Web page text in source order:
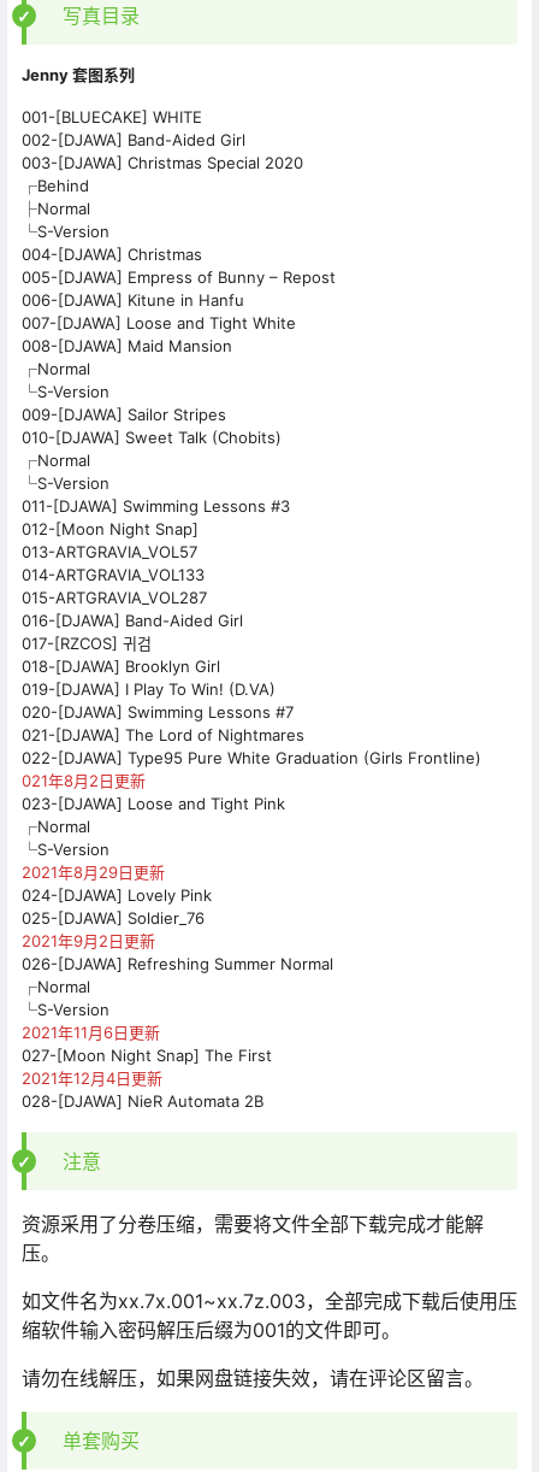
写真目录
Jenny 套图系列
001-[BLUECAKE] WHITE
002-[DJAWA] Band-Aided Girl
003-[DJAWA] Christmas Special 2020
┌Behind
├Normal
└S-Version
004-[DJAWA] Christmas
005-[DJAWA] Empress of Bunny – Repost
006-[DJAWA] Kitune in Hanfu
007-[DJAWA] Loose and Tight White
008-[DJAWA] Maid Mansion
┌Normal
└S-Version
009-[DJAWA] Sailor Stripes
010-[DJAWA] Sweet Talk (Chobits)
┌Normal
└S-Version
011-[DJAWA] Swimming Lessons #3
012-[Moon Night Snap]
013-ARTGRAVIA_VOL57
014-ARTGRAVIA_VOL133
015-ARTGRAVIA_VOL287
016-[DJAWA] Band-Aided Girl
017-[RZCOS] 귀검
018-[DJAWA] Brooklyn Girl
019-[DJAWA] I Play To Win! (D.VA)
020-[DJAWA] Swimming Lessons #7
021-[DJAWA] The Lord of Nightmares
022-[DJAWA] Type95 Pure White Graduation (Girls Frontline)
021年8月2日更新
023-[DJAWA] Loose and Tight Pink
┌Normal
└S-Version
2021年8月29日更新
024-[DJAWA] Lovely Pink
025-[DJAWA] Soldier_76
2021年9月2日更新
026-[DJAWA] Refreshing Summer Normal
┌Normal
└S-Version
2021年11月6日更新
027-[Moon Night Snap] The First
2021年12月4日更新
028-[DJAWA] NieR Automata 2B
注意
资源采用了分卷压缩，需要将文件全部下载完成才能解
压。
如文件名为xx.7x.001~xx.7z.003，全部完成下载后使用压
缩软件输入密码解压后缀为001的文件即可。
请勿在线解压，如果网盘链接失效，请在评论区留言。
单套购买